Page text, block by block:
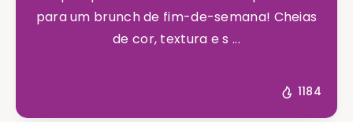
para um brunch de fim-de-semana! Cheias
de cor, textura e s ...
1184